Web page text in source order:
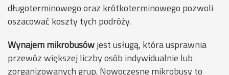
długoterminowego oraz krótkoterminowego pozwoli
oszacować koszty tych podróży.
Wynajem mikrobusówjest usługą, która usprawnia
przewóz większej liczby osób indywidualnie lub
zorganizowanych grup. Nowoczesne mikrobusy to